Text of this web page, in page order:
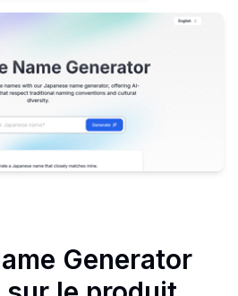
Generator